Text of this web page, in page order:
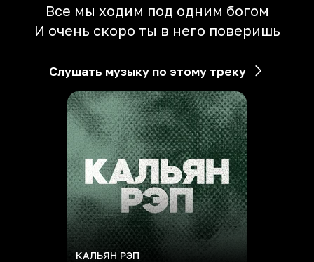
Все мы ходим под одним богом
И очень скоро ты в него поверишь
Слушать музыку по этому треку
КАЛЬЯН РЭП